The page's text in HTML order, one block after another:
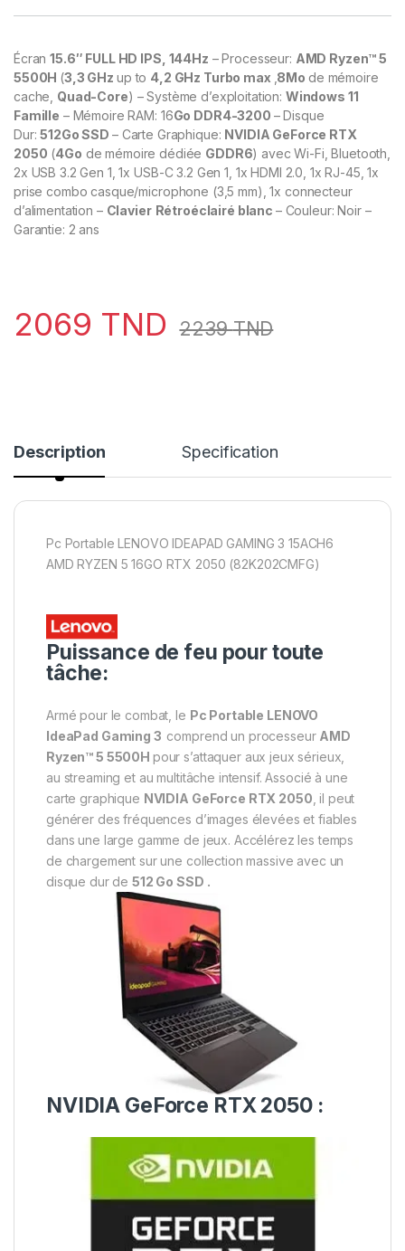
Écran15.6″ FULL HD IPS, 144Hz – Processeur: AMD Ryzen™ 5
5500H (3,3 GHz up to 4,2 GHz Turbo max 8Mo de mémoire
cache, Quad-Core) – Système d’exploitation: Windows 11
Famille – Mémoire RAM: 16Go DDR4-3200 – Disque
Dur:512Go SSD – Carte Graphique: NVIDIA GeForce RTX
2050 (4Go de mémoire dédiée GDDR6) avec Wi-Fi, Bluetooth,
2x USB 3.2 Gen 1, 1x USB-C 3.2 Gen 1, 1x HDMI 2.0, 1x RJ-45, 1x
prise combo casque/microphone (3,5 mm), 1x connecteur
d’alimentation – Clavier Rétroéclairé blanc – Couleur: Noir –
Garantie: 2 ans
2069 TND 2239TND
Description Specification
Pc Portable LENOVO IDEAPAD GAMING 3 15ACH6
AMD RYZEN 5 16GO RTX 2050 (82K202CMFG)
Puissance de feu pour toute
tâche:
Armé pour le combat, le Pc Portable LENOVO
IdeaPad Gaming 3 comprend un processeur AMD
Ryzen™ 5 5500H pour s’attaquer aux jeux sérieux,
au streaming et au multitâche intensif. Associé à une
carte graphique NVIDIA GeForce RTX 2050 , il peut
générer des fréquences d’images élevées et fiables
dans une large gamme de jeux. Accélérez les temps
de chargement sur une collection massive avec un
disque dur de512 Go SSD .
NVIDIA GeForce RTX 2050 :